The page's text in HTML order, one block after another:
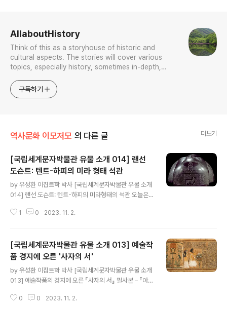
AllaboutHistory
Think of this as a storyhouse of historic and
cultural aspects. The stories will cover various
topics, especially history, sometimes in-depth,
approach will be to resist any common sense or
generalized viewpoint
구독하기
역사문화 이모저모 의 다른 글 더보기
[국립세계문자박물관 유물 소개 014] 랜선
도슨트: 텐트-하피의 미라 형태 석관
by 유성환 이집트학 박사 [국립세계문자박물관 유물 소개
014] 랜선 도슨트: 텐트-하피의 미라형태의 석관 오늘은
80-332년) 혹은 그리스 지배기 초기(기원전 332-30년)
랑스 파리의 루브르 박물관(Musée du Louvre)에 소장
되어 있는데 2023년 5월 개관하는 국립세계문자박물관
은 이 석관의 정교한 복제유물을 전시할 예정입니다. 폭 길
이 높이가 각각 60 x 185 x 34센티미터인 이 석관 세부
사진은 아래 링크를 통해 보실 수 있는데 세부묘사가 매우
아름답고 이집트의 다양한 상징들이 충실하게 재현되어 있
1 0 2023. 11. 2.
[국립세계문자박물관 유물 소개 013] 예술작
품 경지에 오른 '사자의 서'
by 유성환 이집트학 박사 [국립세계문자박물관 유물 소개
013] 예술작품의 경지에 오른 『사자의 서』 필사본 – 『아니
『아니의 서』(Papyrus of Ani)의 정교한 복제유물을 전시
0 0 2023. 11. 2.